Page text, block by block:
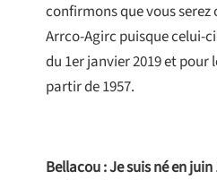
confirmons que vous serez
Arrco-Agirc puisque celui-
du 1er janvier 2019 et pour
partir de 1957.
Bellacou : Je suis né en